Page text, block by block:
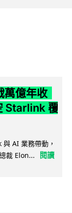
萬億年收
Starlink 覆
AI 業務帶動，
裁 Elon...
閱讀